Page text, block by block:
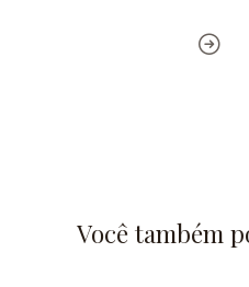
Você também